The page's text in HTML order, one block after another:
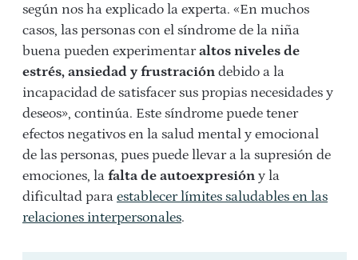
según nos ha explicado la experta. «En muchos
casos, las personas con el síndrome de la niña
buena pueden experimentaraltos niveles de
estrés, ansiedad y frustración debido a la
incapacidad de satisfacer sus propias necesidades y
deseos», continúa. Este síndrome puede tener
efectos negativos en la salud mental y emocional
de las personas, pues puede llevar a la supresión de
emociones, la falta de autoexpresión y la
dificultad para establecer límites saludables en las
relaciones interpersonales.